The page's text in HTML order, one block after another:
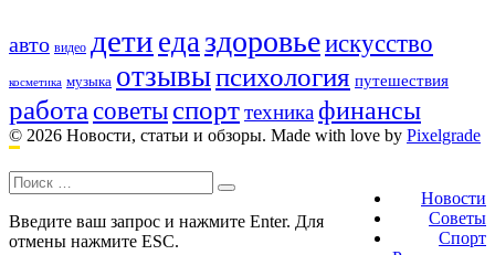
авто видео дети едаздоровьеискусство
косметика музыка отзывыпсихология путешествия
работа советы спорттехникафинансы
© 2026 Новости, статьи и обзоры. Made with love by Pixelgrade
navigation
Новости
Советы
Спорт
Поиск:
Введите ваш запрос и нажмите Enter. Для
отмены нажмите ESC.